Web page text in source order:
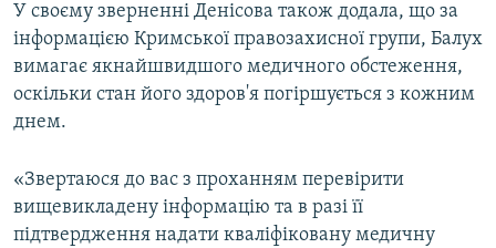
У своєму зверненні Денісова також додала, що за
інформацією Кримської правозахисної групи, Балух
вимагає якнайшвидшого медичного обстеження,
оскільки стан його здоров'я погіршується з кожним
днем.
«Звертаюся до вас з проханням перевірити
вищевикладену інформацію та в разі її
підтвердження надати кваліфіковану медичну